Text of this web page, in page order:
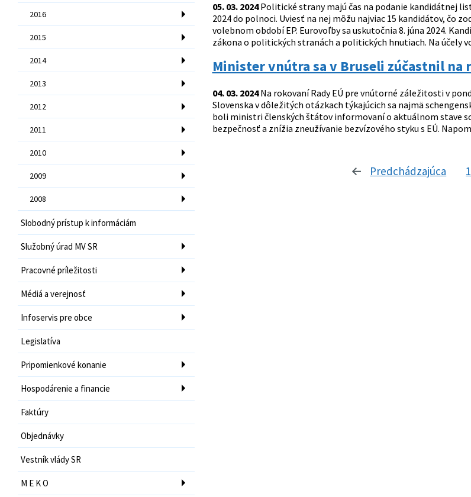
2016
2015
2014
2013
2012
2011
2010
2009
2008
Slobodný prístup k informáciám
Služobný úrad MV SR
Pracovné príležitosti
Médiá a verejnosť
Infoservis pre obce
Legislatíva
Pripomienkové konanie
Hospodárenie a financie
Faktúry
Objednávky
Vestník vlády SR
M E K O
05. 03. 2024Politické strany majú čas na podanie kandidátnej
2024 do polnoci. Uviesť na nej môžu najviac 15 kandidátov, čo
volebnom období EP. Eurovoľby sa uskutočnia 8. júna 2024.
zákona o politických stranách a politických hnutiach. Na účely
Minister vnútra sa v Bruseli zúčastnil
04. 03. 2024Na rokovaní Rady EÚ pre vnútorné záležitosti v
Slovenska v dôležitých otázkach týkajúcich sa najmä
boli ministri členských štátov informovaní o aktuálnom stave
bezpečnosť a znížia zneužívanie bezvízového styku s EÚ.
Predchádzajúca 1